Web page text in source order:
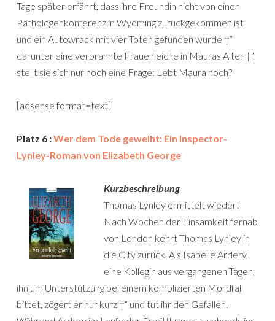
Tage später erfährt, dass ihre Freundin nicht von einer
Pathologenkonferenz in Wyoming zurückgekommen ist
und ein Autowrack mit vier Toten gefunden wurde †“
darunter eine verbrannte Frauenleiche in Mauras Alter †“,
stellt sie sich nur noch eine Frage: Lebt Maura noch?
[adsense format=text]
Platz 6 :Wer dem Tode geweiht: Ein Inspector-
Lynley-Roman von Elizabeth George
Kurzbeschreibung
Thomas Lynley ermittelt wieder!
Nach Wochen der Einsamkeit fernab
von London kehrt Thomas Lynley in
die City zurück. Als Isabelle Ardery,
eine Kollegin aus vergangenen Tagen,
ihn um Unterstützung bei einem komplizierten Mordfall
bittet, zögert er nur kurz †“ und tut ihr den Gefallen.